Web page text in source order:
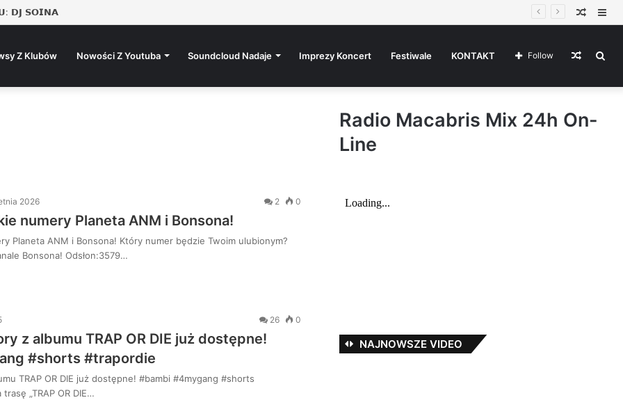
𝗗𝗝 𝗦𝗢𝗜𝗡𝗔 Random
Z Klubów Nowości Z Youtuba Soundcloud Nadaje Imprezy Koncert Festiwale KONTAKT Random
Article
Follow
2026 2 0
numery Planeta ANM i Bonsona!
Planeta ANM i Bonsona! Który numer będzie Twoim ulubionym?
Bonsona! Odsłon:3579…
26 0
z albumu TRAP OR DIE już dostępne!
#shorts #trapordie
TRAP OR DIE już dostępne! #bambi #4mygang #shorts
„TRAP OR DIE…
Radio Macabris Mix 24h On-
Line
NAJNOWSZE VIDEO
Nowy